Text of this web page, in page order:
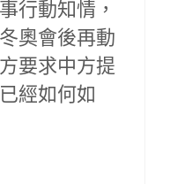
行動知情，
奧會後再動
要求中方提
經如何如